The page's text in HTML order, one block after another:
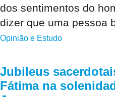
dos sentimentos do
dizer que uma pessoa
Opinião e Estudo
Jubileus
Fátima na